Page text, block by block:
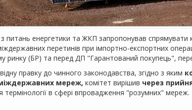
питань енергетики та ЖКП запропонував
перетинів при імпортно-експортних
ринку (БР) та перед ДП "Гарантований покупець",
правку до чинного законодавства, згідно з яким
мереж, комітет вирішив через
термінології в сфері впровадження "розумних" мереж.